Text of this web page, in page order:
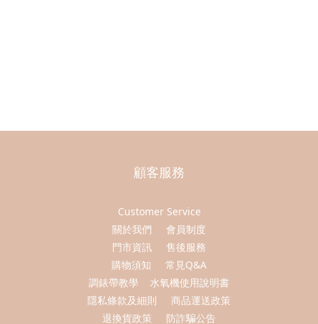
顧客服務
Customer Service
關於我們
會員制度
門市資訊
售後服務
購物須知
常見Q&A
調錶帶教學
水氧機使用說明書
隱私條款及細則
商品運送政策
退換貨政策
防詐騙公告